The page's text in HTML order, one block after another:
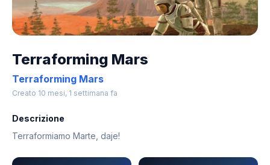
Terraforming Mars
Terraforming Mars
Creato 10 mesi, 1 settimana fa
Descrizione
Terraformiamo Marte, daje!